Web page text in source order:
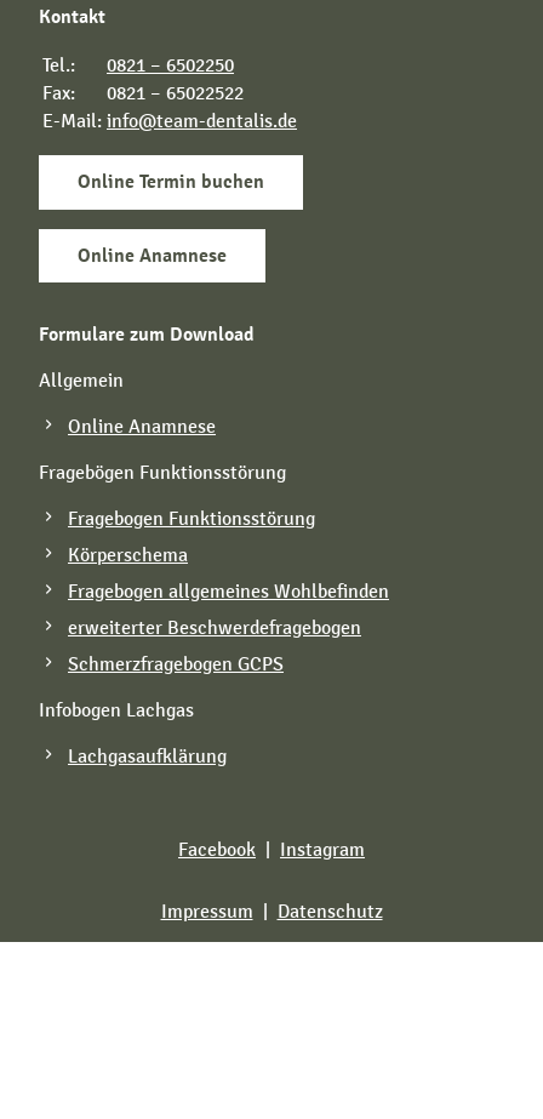
Kontakt
Tel.:
0821 – 6502250
Fax:
0821 – 65022522
E-Mail: info@team-dentalis.de
Online Termin buchen
Online Anamnese
Formulare zum Download
Allgemein
Online Anamnese
Fragebögen Funktionsstörung
Fragebogen Funktionsstörung
Körperschema
Fragebogen allgemeines Wohlbefinden
erweiterter Beschwerdefragebogen
Schmerzfragebogen GCPS
Infobogen Lachgas
Lachgasaufklärung
Facebook | Instagram
Impressum | Datenschutz